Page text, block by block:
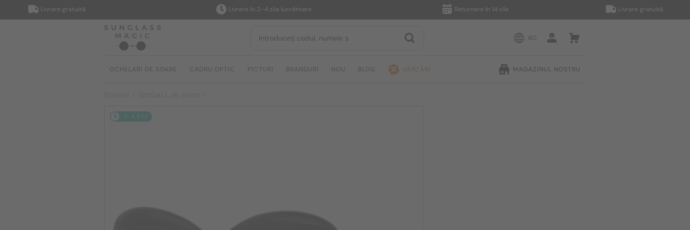
Livrare gratuită Livrare în 2–4 zile lucrătoare Returnare în 14 zile Livrare gratuită
RO
OCHELARI DE SOARE CADRU OPTIC PICTURI BRANDURI NOU BLOG VÂNZĂRI MAGAZINUL NOSTRU
2-4 ZILE